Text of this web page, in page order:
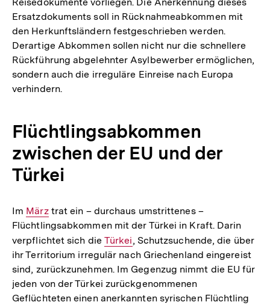
Reisedokumente vorliegen. Die Anerkennung dieses
Ersatzdokuments soll in Rücknahmeabkommen mit
den Herkunftsländern festgeschrieben werden.
Derartige Abkommen sollen nicht nur die schnellere
Rückführung abgelehnter Asylbewerber ermöglichen,
sondern auch die irreguläre Einreise nach Europa
verhindern.
Flüchtlingsabkommen
zwischen der EU und der
Türkei
Im Interner
Link:
Märztrat ein – durchaus umstrittenes –
Flüchtlingsabkommen mit der Türkei in Kraft. Darin
verpflichtet sich die Interner
Link:
Türkei, Schutzsuchende, die über
ihr Territorium irregulär nach Griechenland eingereist
sind, zurückzunehmen. Im Gegenzug nimmt die EU für
jeden von der Türkei zurückgenommenen
Geflüchteten einen anerkannten syrischen Flüchtling